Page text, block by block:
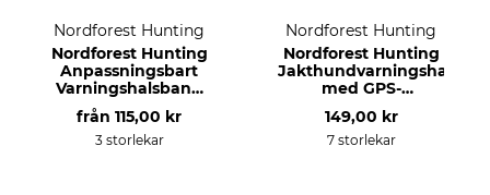
Nordforest Hunting
Nordforest Hunting
Anpassningsbart
Varningshalsband
för hund
från 115,00 kr
3 storlekar
Nordforest Hunting
Nordforest Hunting
med GPS-
trackerficka
149,00 kr
7 storlekar